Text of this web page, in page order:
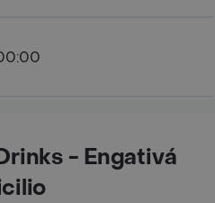
- Engativá